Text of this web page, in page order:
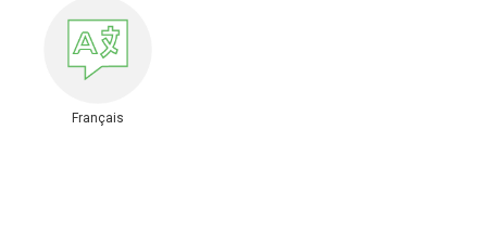
Français